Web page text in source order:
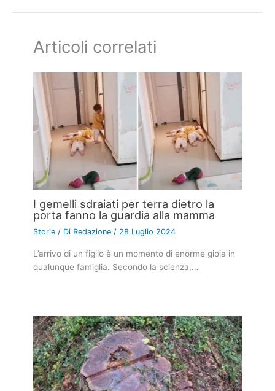
Articoli correlati
I gemelli sdraiati per terra dietro la
porta fanno la guardia alla mamma
Storie / Di Redazione/ 28 Luglio 2024
L’arrivo di un figlio è un momento di enorme gioia in
qualunque famiglia. Secondo la scienza,…